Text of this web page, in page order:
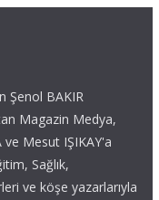
Şenol BAKIR
Magazin Medya,
ve Mesut IŞIKAY'a
Sağlık,
ve köşe yazarlarıyla